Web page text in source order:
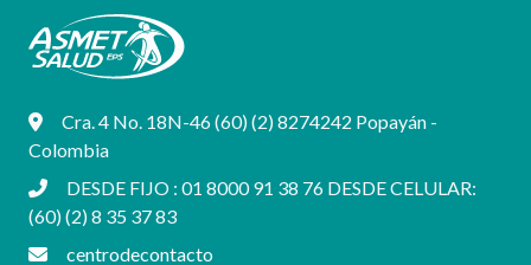
Cra. 4 No. 18N-46 (60) (2) 8274242 Popayán -
Colombia
DESDE FIJO : 01 8000 91 38 76 DESDE CELULAR:
(60) (2) 8 35 37 83
centrodecontacto